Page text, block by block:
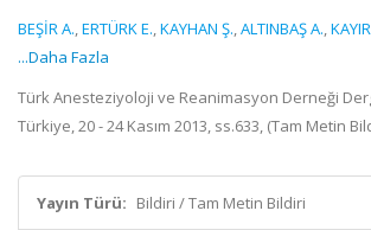
BEŞİR A.,ERTÜRK E.,KAYHAN Ş.,ALTINBAŞ A.,
...Daha Fazla
Türk Anesteziyoloji ve Reanimasyon Derneği
Türkiye, 20 - 24 Kasım 2013, ss.633, (Tam Metin
Yayın Türü: Bildiri / Tam Metin Bildiri